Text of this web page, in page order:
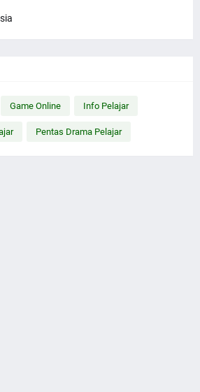
Game Online Info Pelajar
Pentas Drama Pelajar